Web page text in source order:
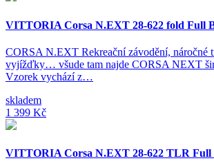
VITTORIA Corsa N.EXT 28-622 fold Full
CORSA N.EXT Rekreační závodění, náročné
vyjížďky… všude tam najde CORSA NEXT
Vzorek vychází z…
skladem
1 399 Kč
VITTORIA Corsa N.EXT 28-622 TLR Full